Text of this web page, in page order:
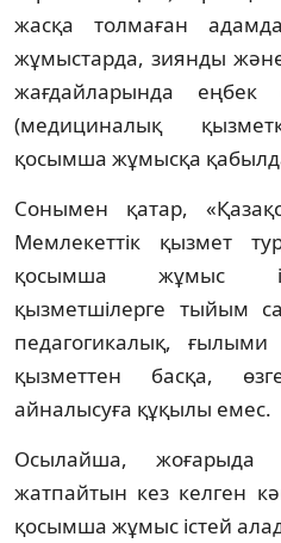
жасқа толмаған
жұмыстарда, зиянды
жағдайларында еңбек
(медициналық
қосымша жұмысқа
Сонымен қатар,
Мемлекеттік қызмет
қосымша жұмыс
қызметшілерге тыйым
педагогикалық,
қызметтен басқа,
айналысуға құқылы емес.
Осылайша, жоғарыда
жатпайтын кез келген
қосымша жұмыс істей